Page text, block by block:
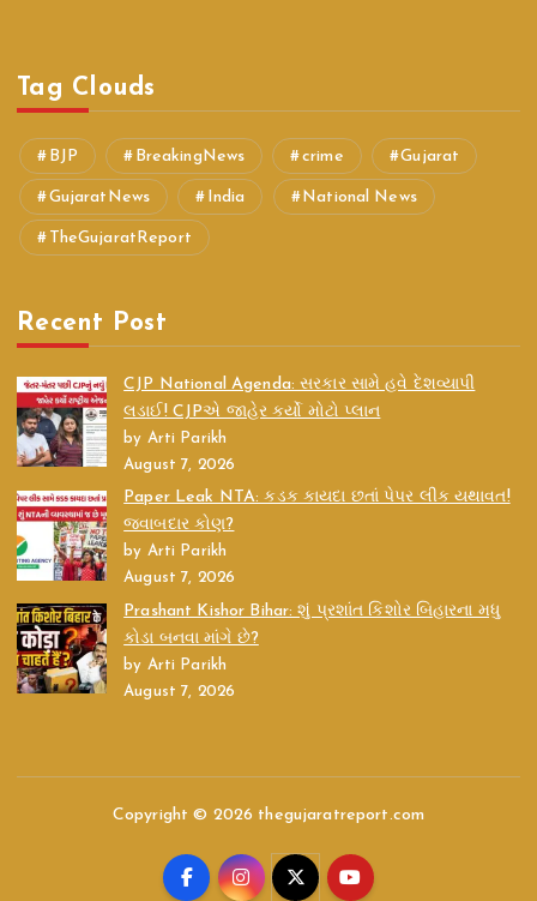
Tag Clouds
BJP BreakingNews crime Gujarat
GujaratNews India National News
TheGujaratReport
Recent Post
CJP National Agenda: સરકાર સામે હવે દેશવ્યાપી
લડાઈ! CJPએ જાહેર કર્યો મોટો પ્લાન
by Arti Parikh
August 7, 2026
Paper Leak NTA: કડક કાયદા છતાં પેપર લીક યથાવત!
જવાબદાર કોણ?
by Arti Parikh
August 7, 2026
Prashant Kishor Bihar: શું પ્રશાંત કિશોર બિહારના મધુ
કોડા બનવા માંગે છે?
by Arti Parikh
August 7, 2026
Copyright © 2026 thegujaratreport.com